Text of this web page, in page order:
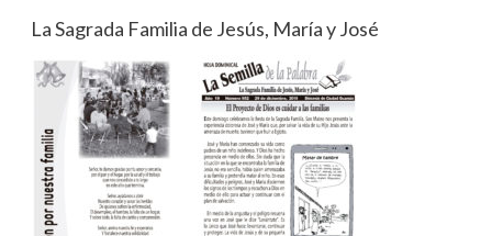
La Sagrada Familia de Jesús, María y José